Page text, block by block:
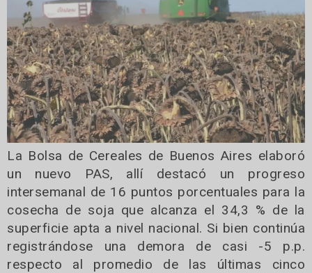
La Bolsa de Cereales de Buenos Aires elaboró
un nuevo PAS, allí destacó un progreso
intersemanal de 16 puntos porcentuales para la
cosecha de soja que alcanza el 34,3 % de la
superficie apta a nivel nacional. Si bien continúa
registrándose una demora de casi -5 p.p.
respecto al promedio de las últimas cinco